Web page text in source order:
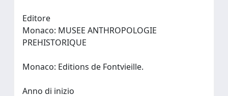
Editore
Monaco: MUSEE ANTHROPOLOGIE
PREHISTORIQUE
Anno di inizio